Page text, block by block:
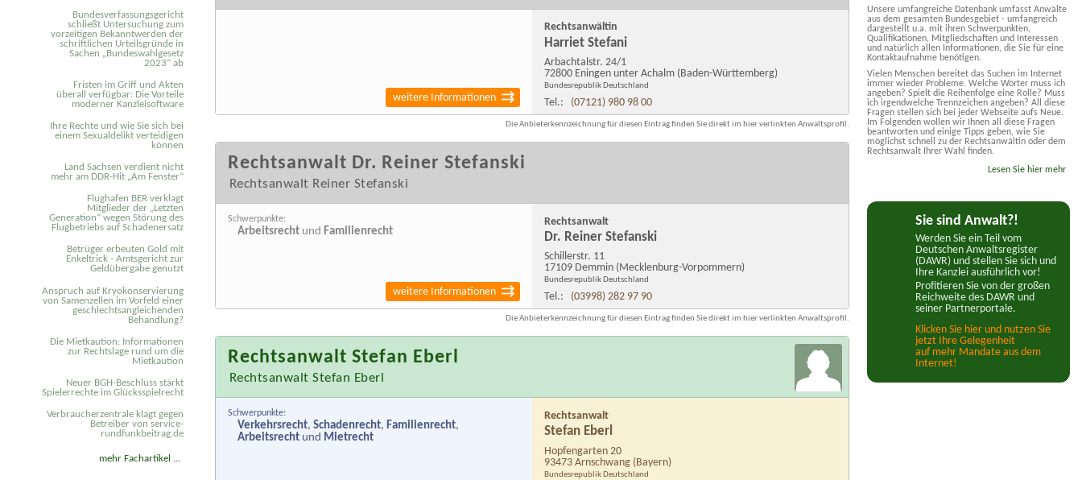
Rechtsanwältin
Harriet Stefani
Arbachtalstr. 24/1
72800 Eningen unter Achalm (Baden-Württemberg)
Bundesrepublik Deutschland
Tel.: (07121) 980 98 00
weitere Informationen
Die Anbieterkennzeichnung für diesen Eintrag finden Sie direkt im hier verlinkten Anwaltsprofil.
Rechtsanwalt Dr. Reiner Stefanski
Rechtsanwalt Reiner Stefanski
Rechtsanwalt
Dr. Reiner Stefanski
Schillerstr. 11
17109 Demmin (Mecklenburg-Vorpommern)
Bundesrepublik Deutschland
Tel.: (03998) 282 97 90
Schwerpunkte:
Arbeitsrecht undFamilienrecht
weitere Informationen
Die Anbieterkennzeichnung für diesen Eintrag finden Sie direkt im hier verlinkten Anwaltsprofil.
Rechtsanwalt Stefan Eberl
Rechtsanwalt Stefan Eberl
Rechtsanwalt
Stefan Eberl
Hopfengarten 20
93473 Arnschwang (Bayern)
Bundesrepublik Deutschland
Schwerpunkte:
Verkehrsrecht,Schadenrecht,Familienrecht,
Arbeitsrecht und Mietrecht
Unsere umfangreiche Datenbank umfasst Anwälte
aus dem gesamten Bundesgebiet - umfangreich
dargestellt u.a. mit ihren Schwerpunkten,
Qualifikationen, Mitgliedschaften und Interessen
und natürlich allen Informationen, die Sie für eine
Kontaktaufnahme benötigen.
Vielen Menschen bereitet das Suchen im Internet
immer wieder Probleme. Welche Wörter muss ich
angeben? Spielt die Reihenfolge eine Rolle? Muss
ich irgendwelche Trennzeichen angeben? All diese
Fragen stellen sich bei jeder Webseite aufs Neue.
Im Folgenden wollen wir Ihnen all diese Fragen
beantworten und einige Tipps geben, wie Sie
möglichst schnell zu der Rechtsanwältin oder dem
Rechtsanwalt Ihrer Wahl finden.
Lesen Sie hier mehr
Sie sind Anwalt?!
Werden Sie ein Teil vom
Deutschen Anwaltsregister
(DAWR) und stellen Sie sich und
Ihre Kanzlei ausführlich vor!
Profitieren Sie von der großen
Reichweite des DAWR und
seiner Partnerportale.
Klicken Sie hier und nutzen Sie
jetzt Ihre Gelegenheit
auf mehr Mandate aus dem
Internet!
Bundesverfassungsgericht
schließt Untersuchung zum
vorzeitigen Bekanntwerden der
schriftlichen Urteilsgründe in
Sachen „Bundeswahlgesetz
2023“ ab
Fristen im Griff und Akten
überall verfügbar: Die Vorteile
moderner Kanzleisoftware
Ihre Rechte und wie Sie sich bei
einem Sexual­delikt verteidigen
können
Land Sachsen verdient nicht
mehr am DDR-Hit „Am Fenster“
Flughafen BER verklagt
Mitglieder der „Letzten
Generation“ wegen Störung des
Flugbetriebs auf Schadenersatz
Betrüger erbeuten Gold mit
Enkeltrick - Amtsgericht zur
Geldübergabe genutzt
Anspruch auf Kryokonservierung
von Samenzellen im Vorfeld einer
geschlechtsangleichenden
Behandlung?
Die Mietkaution: Informationen
zur Rechtslage rund um die
Mietkaution
Neuer BGH-Beschluss stärkt
Spielerrechte im Glücksspielrecht
Verbraucherzentrale klagt gegen
Betreiber von service-
rundfunkbeitrag.de
mehr Fachartikel ...